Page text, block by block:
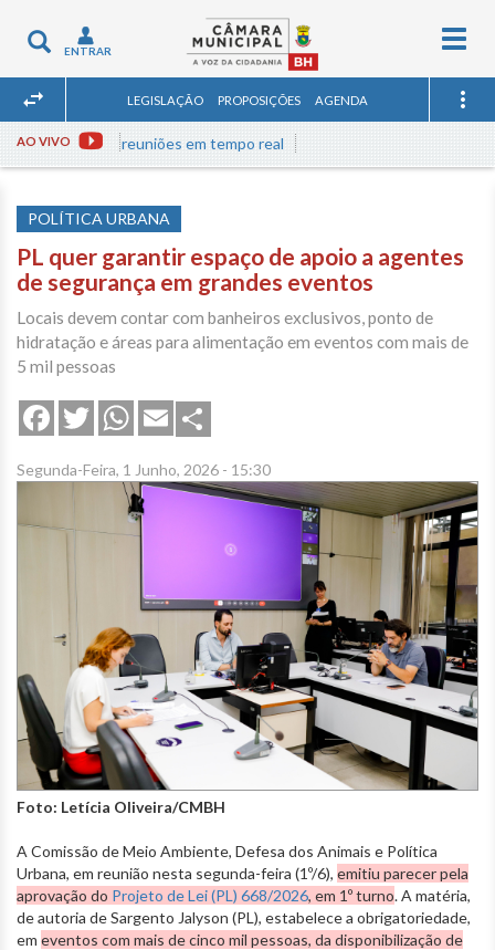
Toggle
navigation
ENTRAR
LEGISLAÇÃO PROPOSIÇÕES AGENDA
AO VIVO
Assista às reuniões em tempo real
POLÍTICA URBANA
PL quer garantir espaço de apoio a agentes
de segurança em grandes eventos
Locais devem contar com banheiros exclusivos, ponto de
hidratação e áreas para alimentação em eventos com mais de
5 mil pessoas
FacebookTwitterWhatsApp
Email
Segunda-Feira, 1 Junho, 2026 - 15:30
Foto: Letícia Oliveira/CMBH
A Comissão de Meio Ambiente, Defesa dos Animais e Política
Urbana, em reunião nesta segunda-feira (1º/6), emitiu parecer pela
aprovação do Projeto de Lei (PL) 668/2026, em 1º turno. A matéria,
de autoria de Sargento Jalyson (PL), estabelece a obrigatoriedade,
em eventos com mais de cinco mil pessoas, da disponibilização de